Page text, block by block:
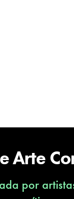
Arte
por